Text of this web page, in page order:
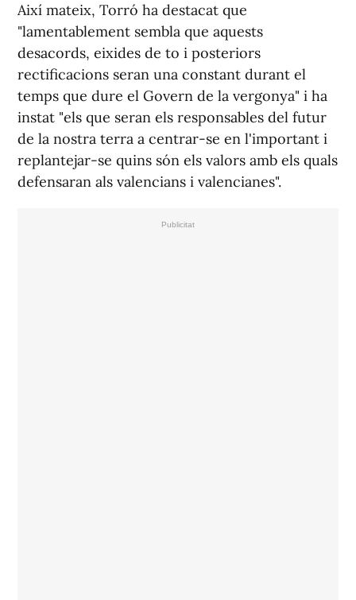
Així mateix, Torró ha destacat que
"lamentablement sembla que aquests
desacords, eixides de to i posteriors
rectificacions seran una constant durant el
temps que dure el Govern de la vergonya" i ha
instat "els que seran els responsables del futur
de la nostra terra a centrar-se en l'important i
replantejar-se quins són els valors amb els quals
defensaran als valencians i valencianes".